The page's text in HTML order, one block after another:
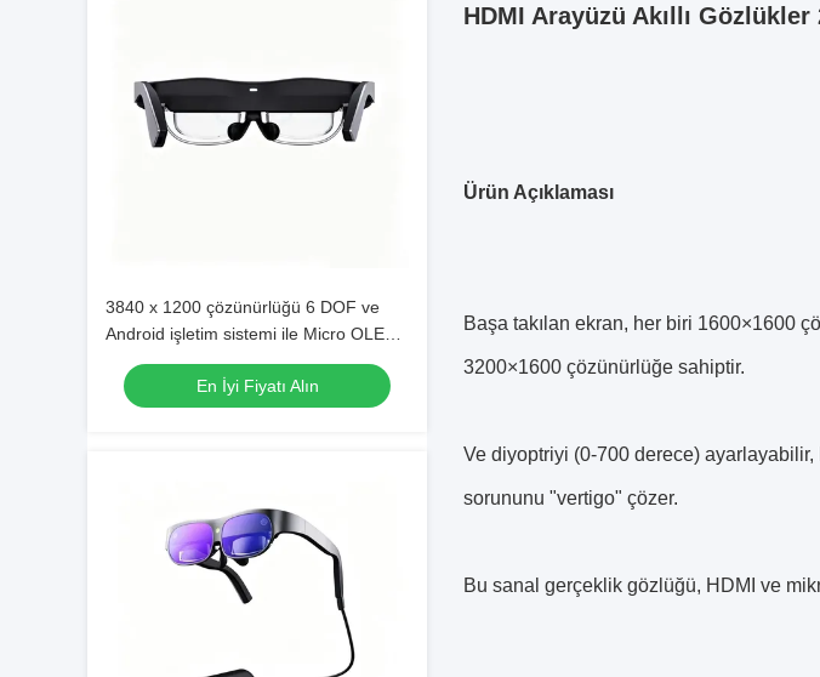
3840 x 1200 çözünürlüğü 6 DOF ve
Android işletim sistemi ile Micro OLED
Birdbath XR Gözlükleri
En İyi Fiyatı Alın
HDMI Arayüzü Akıllı
Ürün Açıklaması
Başa takılan ekran, her biri 1600×1600
3200×1600 çözünürlüğe sahiptir.
Ve diyoptriyi (0-700 derece) ayarlayabilir,
sorununu "vertigo" çözer.
Bu sanal gerçeklik gözlüğü, HDMI ve